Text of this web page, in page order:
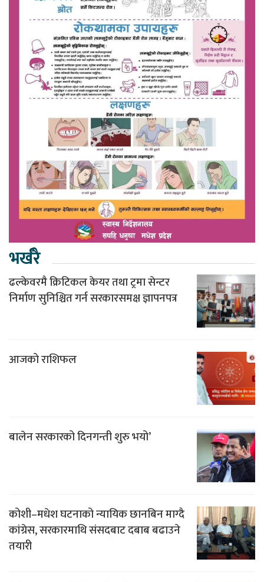
भर्खरै
ढल्केवरमै क्रिटिकल केयर तथा ट्रमा सेन्टर
निर्माण सुनिश्चित गर्न सरकारसमक्ष ज्ञापनपत्र
आजको राशिफल
बालेन सरकारको दिनगन्ती शुरु भयो’
कोशी–मधेश घटनाको न्यायिक छानबिन माग्दै
कांग्रेस, सरकारमाथि संसदबाट दबाब बढाउने
तयारी